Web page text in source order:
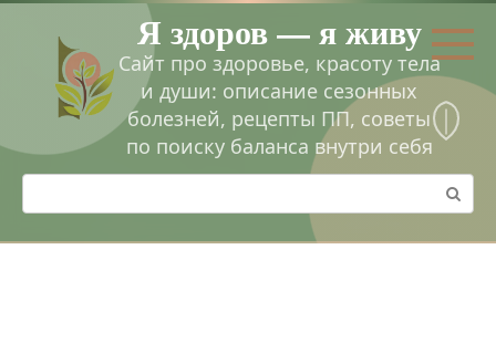
Перейти
контенту
Я здоров — я живу
Сайт про здоровье, красоту тела
и души: описание сезонных
болезней, рецепты ПП, советы
по поиску баланса внутри себя
Поиск: